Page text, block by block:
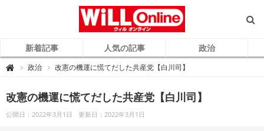
新着記事 人気の記事 政治

O
n
i
政治 改憲の機運に慌てだした共産党【白川司】
改憲の機運に慌てだした共産党【白川司】
公開日：2022年3月1日 更新日：2022年3月1日